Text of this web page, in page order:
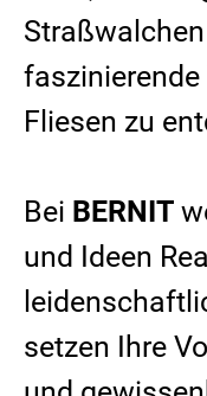
faszinierende
Fliesen zu
Bei BERNIT
und Ideen
setzen Ihre